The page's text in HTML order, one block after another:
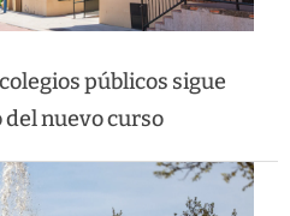
públicos sigue
nuevo curso